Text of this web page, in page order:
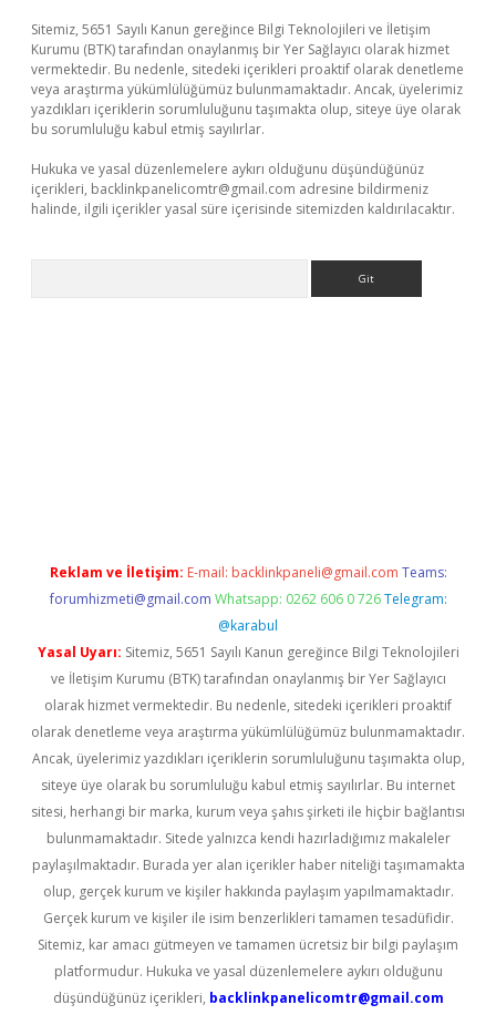
Sitemiz, 5651 Sayılı Kanun gereğince Bilgi Teknolojileri ve İletişim
Kurumu (BTK) tarafından onaylanmış bir Yer Sağlayıcı olarak hizmet
vermektedir. Bu nedenle, sitedeki içerikleri proaktif olarak denetleme
veya araştırma yükümlülüğümüz bulunmamaktadır. Ancak, üyelerimiz
yazdıkları içeriklerin sorumluluğunu taşımakta olup, siteye üye olarak
bu sorumluluğu kabul etmiş sayılırlar.
Hukuka ve yasal düzenlemelere aykırı olduğunu düşündüğünüz
içerikleri, backlinkpanelicomtr@gmail.com adresine bildirmeniz
halinde, ilgili içerikler yasal süre içerisinde sitemizden kaldırılacaktır.
Reklam ve İletişim: E-mail: backlinkpaneli@gmail.com Teams:
forumhizmeti@gmail.com Whatsapp: 0262 606 0 726 Telegram:
@karabul
Yasal Uyarı: Sitemiz, 5651 Sayılı Kanun gereğince Bilgi Teknolojileri
ve İletişim Kurumu (BTK) tarafından onaylanmış bir Yer Sağlayıcı
olarak hizmet vermektedir. Bu nedenle, sitedeki içerikleri proaktif
olarak denetleme veya araştırma yükümlülüğümüz bulunmamaktadır.
Ancak, üyelerimiz yazdıkları içeriklerin sorumluluğunu taşımakta olup,
siteye üye olarak bu sorumluluğu kabul etmiş sayılırlar. Bu internet
sitesi, herhangi bir marka, kurum veya şahıs şirketi ile hiçbir bağlantısı
bulunmamaktadır. Sitede yalnızca kendi hazırladığımız makaleler
paylaşılmaktadır. Burada yer alan içerikler haber niteliği taşımamakta
olup, gerçek kurum ve kişiler hakkında paylaşım yapılmamaktadır.
Gerçek kurum ve kişiler ile isim benzerlikleri tamamen tesadüfidir.
Sitemiz, kar amacı gütmeyen ve tamamen ücretsiz bir bilgi paylaşım
platformudur. Hukuka ve yasal düzenlemelere aykırı olduğunu
düşündüğünüz içerikleri, backlinkpanelicomtr@gmail.com